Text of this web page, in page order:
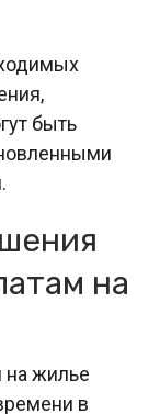
быть
на
на жилье
в